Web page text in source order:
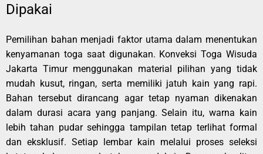
Dipakai
Pemilihan bahan menjadi faktor utama dalam menentukan
kenyamanan toga saat digunakan. Konveksi Toga Wisuda
Jakarta Timur menggunakan material pilihan yang tidak
mudah kusut, ringan, serta memiliki jatuh kain yang rapi.
Bahan tersebut dirancang agar tetap nyaman dikenakan
dalam durasi acara yang panjang. Selain itu, warna kain
lebih tahan pudar sehingga tampilan tetap terlihat formal
dan eksklusif. Setiap lembar kain melalui proses seleksi